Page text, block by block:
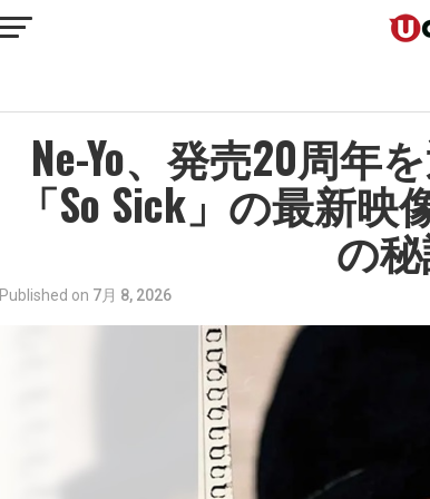
Ne-Yo、発売20周年
「So Sick」の最新
の
Published on 7月 8, 2026
モ